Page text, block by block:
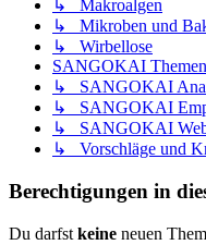
↳ Makroalgen
↳ Mikroben und
↳ Wirbellose
SANGOKAI
↳ SANGOKAI
↳ SANGOKAI
↳ SANGOKAI
↳ Vorschläge und
Berechtigungen in
Du darfst keine neuen